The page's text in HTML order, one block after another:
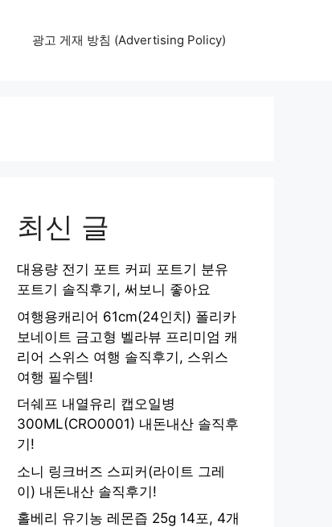
광고 게재 방침 (Advertising Policy)
최신 글
대용량 전기 포트 커피 포트기 분유
포트기 솔직후기, 써보니 좋아요
여행용캐리어 61cm(24인치) 폴리카
보네이트 금고형 벨라뷰 프리미엄 캐
리어 스위스 여행 솔직후기, 스위스
여행 필수템!
더쉐프 내열유리 캡오일병
300ML(CRO0001) 내돈내산 솔직후
기!
소니 링크버즈 스피커(라이트 그레
이) 내돈내산 솔직후기!
홀베리 유기농 레몬즙 25g 14포, 4개